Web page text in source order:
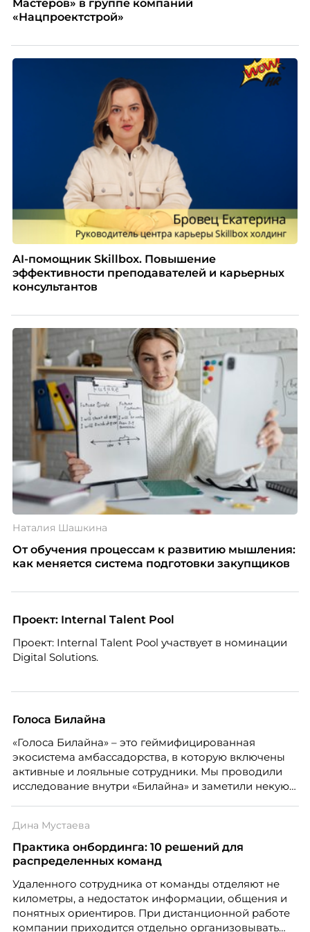
Мастеров» в группе компаний
«Нацпроектстрой»
AI-помощник Skillbox. Повышение
эффективности преподавателей и карьерных
консультантов
Наталия Шашкина
От обучения процессам к развитию мышления:
как меняется система подготовки закупщиков
Проект: Internal Talent Pool
Проект: Internal Talent Pool участвует в номинации
Digital Solutions.
Голоса Билайна
«Голоса Билайна» – это геймифицированная
экосистема амбассадорства, в которую включены
активные и лояльные сотрудники. Мы проводили
исследование внутри «Билайна» и заметили некую
благодарности и публичного признания.
Дина Мустаева
Практика онбординга: 10 решений для
распределенных команд
Удаленного сотрудника от команды отделяют не
километры, а недостаток информации, общения и
понятных ориентиров. При дистанционной работе
компании приходится отдельно организовывать